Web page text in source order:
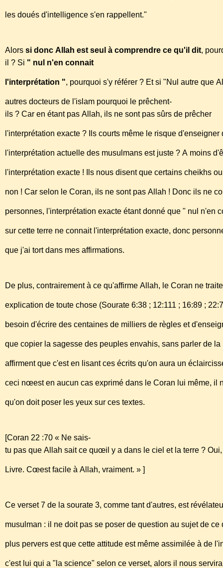
les doués d'intelligence s'en rappellent."
Alors si donc Allah est seul à comprendre ce qu'il dit,
il ? Si " nul n'en connait
l'interprétation ", pourquoi s'y référer ? Et si "Nul autre que
autres docteurs de l'islam pourquoi le prêchent-
ils ? Car en étant pas Allah, ils ne sont pas sûrs de prêcher
l'interprétation exacte ? Ils courts même le risque
l'interprétation actuelle des musulmans est juste ? A moins
l'interprétation exacte ! Ils nous disent que certains cheikhs
non ! Car selon le Coran, ils ne sont pas Allah ! Donc ils ne
personnes, l'interprétation exacte étant donné que " nul n'en
sur cette terre ne connait l'interprétation exacte, donc
que j'ai tort dans mes affirmations.
De plus, contrairement à ce qu'affirme Allah, le Coran ne
explication de toute chose (Sourate 6:38 ; 12:111 ; 16:89 ;
besoin d'écrire des centaines de milliers de règles et
que copier la sagesse des peuples envahis, sans parler de
affirment que c'est en lisant ces écrits qu'on aura un
ceci nœest en aucun cas exprimé dans le Coran lui même,
qu'on doit poser les yeux sur ces textes.
[Coran 22 :70 « Ne sais-
tu pas que Allah sait ce quœil y a dans le ciel et la terre ?
Livre. Cœest facile à Allah, vraiment. » ]
Ce verset 7 de la sourate 3, comme tant d'autres, est
musulman : il ne doit pas se poser de question au sujet de
plus pervers est que cette attitude est même assimilée à de
c'est lui qui a "la science" selon ce verset, alors il nous